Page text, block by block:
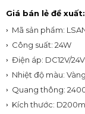
Giá bán lẻ đề xuất:
Mã sản phẩm:
Công suất: 24W
Điện áp: DC12V/24V
Nhiệt độ màu:
Quang thông:
Kích thước: